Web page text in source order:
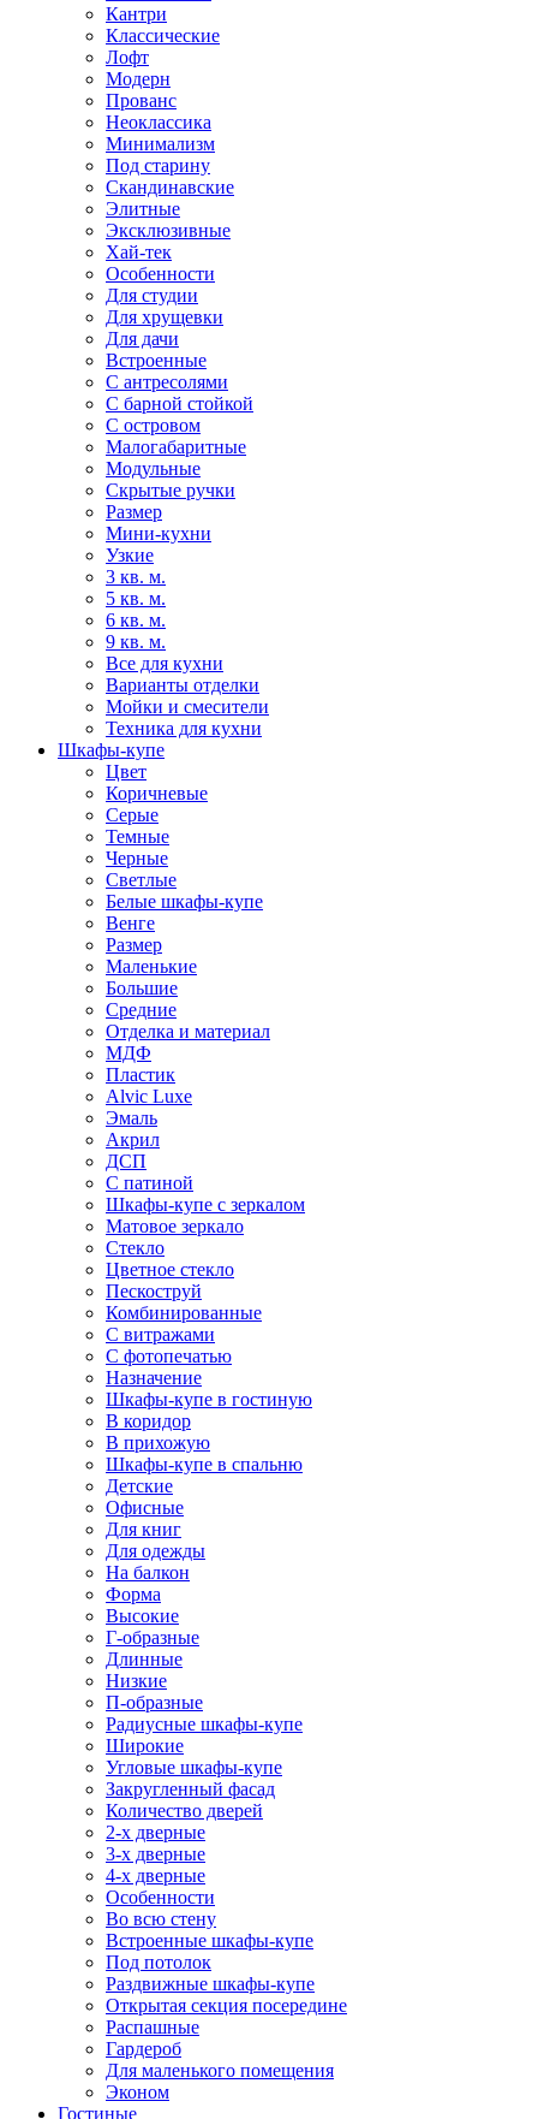
Кантри
Классические
Лофт
Модерн
Прованс
Неоклассика
Минимализм
Под старину
Скандинавские
Элитные
Эксклюзивные
Хай-тек
Особенности
Для студии
Для хрущевки
Для дачи
Встроенные
С антресолями
С барной стойкой
С островом
Малогабаритные
Модульные
Скрытые ручки
Размер
Мини-кухни
Узкие
3 кв. м.
5 кв. м.
6 кв. м.
9 кв. м.
Все для кухни
Варианты отделки
Мойки и смесители
Техника для кухни
Шкафы-купе
Цвет
Коричневые
Серые
Темные
Черные
Светлые
Белые шкафы-купе
Венге
Размер
Маленькие
Большие
Средние
Отделка и материал
МДФ
Пластик
Alvic Luxe
Эмаль
Акрил
ДСП
С патиной
Шкафы-купе с зеркалом
Матовое зеркало
Стекло
Цветное стекло
Пескоструй
Комбинированные
С витражами
С фотопечатью
Назначение
Шкафы-купе в гостиную
В коридор
В прихожую
Шкафы-купе в спальню
Детские
Офисные
Для книг
Для одежды
На балкон
Форма
Высокие
Г-образные
Длинные
Низкие
П-образные
Радиусные шкафы-купе
Широкие
Угловые шкафы-купе
Закругленный фасад
Количество дверей
2-х дверные
3-х дверные
4-х дверные
Особенности
Во всю стену
Встроенные шкафы-купе
Под потолок
Раздвижные шкафы-купе
Открытая секция посередине
Распашные
Гардероб
Для маленького помещения
Эконом
Гостиные